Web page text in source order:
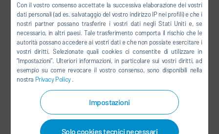
Con il vostro consenso accettate la successiva elaborazione dei vostri
dati personali (ad es. salvataggio del vostro indirizzo IP nei profili) e che i
nostri partner possano trasferire i vostri dati negli Stati Uniti e, se
necessario, in altri paesi. Tale trasferimento comporta il rischio che le
autorità possano accedere ai vostri dati e che non possiate esercitare i
vostri diritti. Selezionate quali cookies ci consentite di utilizzare in
“Impostazioni”. Ulteriori informazioni, in particolare sui vostri diritti, ad
esempio su come revocare il vostro consenso, sono disponibili nella
nostra Privacy Policy.
Impostazioni
Solo cookies tecnici necessari
FACEBOOK
YOUTUBE
LINKEDIN
INSTAGRAM
SOCIAL MEDIA
NEWSLETTER